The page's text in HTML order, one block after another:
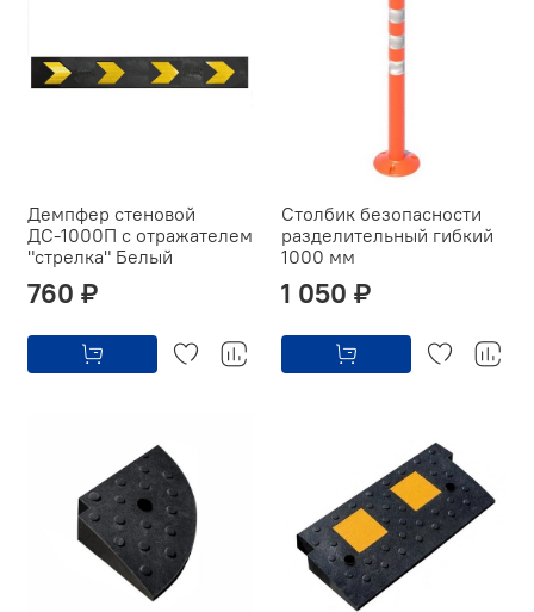
Демпфер стеновой
ДС-1000П с отражателем
"стрелка" Белый
760 ₽
Столбик безопасности
разделительный гибкий
1000 мм
1 050 ₽